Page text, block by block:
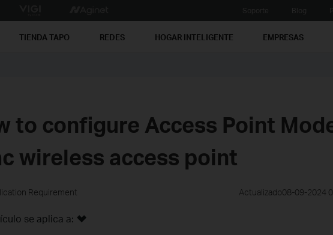
TIENDA TAPO REDES HOGAR INTELIGENTE EMPRESAS
to configure Access Point
wireless access point
Requirement Actualizado08-09-2024
se aplica a: